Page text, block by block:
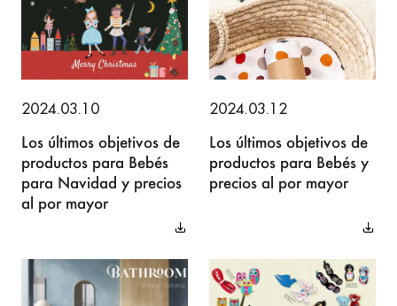
2024.03.10
Los últimos objetivos de
productos para Bebés
para Navidad y precios
al por mayor
2024.03.12
Los últimos objetivos de
productos para Bebés y
precios al por mayor